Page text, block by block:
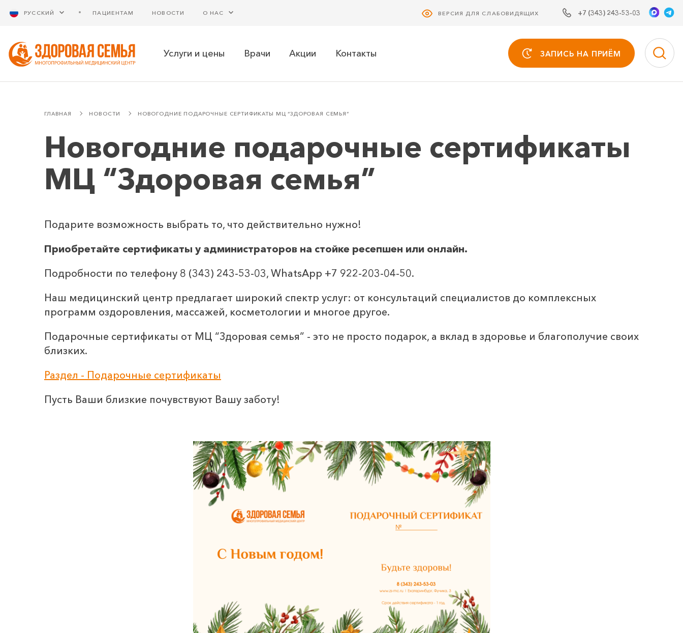
РУССКИЙ ПАЦИЕНТАМ НОВОСТИ О НАС ВЕРСИЯ ДЛЯ СЛАБОВИДЯЩИХ +7 (343) 243-53-03
Услуги и цены Врачи Акции Контакты ЗАПИСЬ НА ПРИЁМ
ГЛАВНАЯ НОВОСТИ НОВОГОДНИЕ ПОДАРОЧНЫЕ СЕРТИФИКАТЫ МЦ “ЗДОРОВАЯ СЕМЬЯ”
Новогодние подарочные сертификаты
МЦ “Здоровая семья”
Подарите возможность выбрать то, что действительно нужно!
Приобретайте сертификаты у администраторов на стойке ресепшен или онлайн.
Подробности по телефону 8 (343) 243-53-03, WhatsApp +7 922-203-04-50.
Наш медицинский центр предлагает широкий спектр услуг: от консультаций специалистов до комплексных
программ оздоровления, массажей, косметологии и многое другое.
Подарочные сертификаты от МЦ “Здоровая семья” - это не просто подарок, а вклад в здоровье и благополучие своих
близких.
Раздел - Подарочные сертификаты
Пусть Ваши близкие почувствуют Вашу заботу!